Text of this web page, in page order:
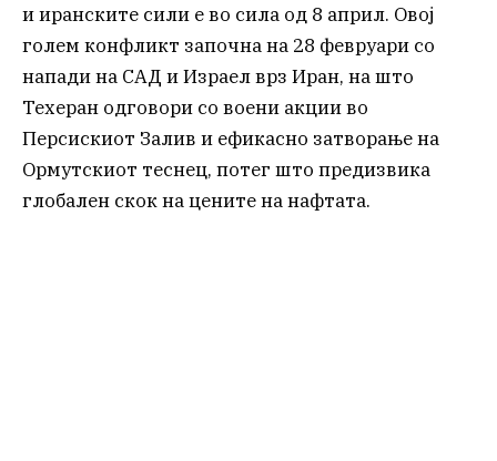
и иранските сили е во сила од 8 април. Овој
голем конфликт започна на 28 февруари со
напади на САД и Израел врз Иран, на што
Техеран одговори со воени акции во
Персискиот Залив и ефикасно затворање на
Ормутскиот теснец, потег што предизвика
глобален скок на цените на нафтата.